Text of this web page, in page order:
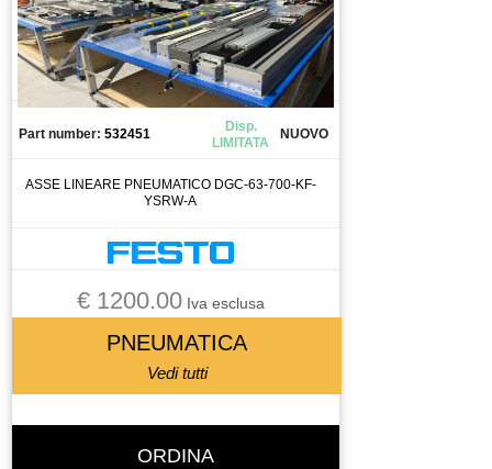
Part number: 532451
Disp.
LIMITATA
NUOVO
ASSE LINEARE PNEUMATICO DGC-63-700-KF-
YSRW-A
€ 1200.00Iva esclusa
PNEUMATICA
Vedi tutti
ORDINA